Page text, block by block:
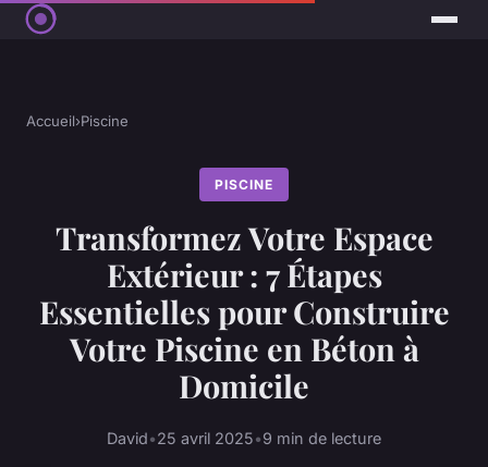
Accueil›Piscine
PISCINE
Transformez Votre Espace
Extérieur : 7 Étapes
Essentielles pour Construire
Votre Piscine en Béton à
Domicile
David•25 avril 2025•9 min de lecture